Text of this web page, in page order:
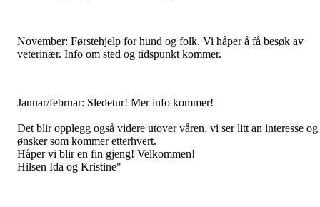
November: Førstehjelp for hund og folk. Vi håper å få besøk av
veterinær. Info om sted og tidspunkt kommer.
Januar/februar: Sledetur! Mer info kommer!
Det blir opplegg også videre utover våren, vi ser litt an interesse og
ønsker som kommer etterhvert.
Håper vi blir en fin gjeng! Velkommen!
Hilsen Ida og Kristine"